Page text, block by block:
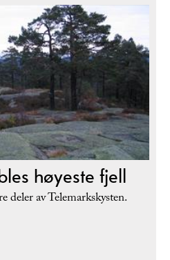
høyeste fjell
deler av Telemarkskysten.